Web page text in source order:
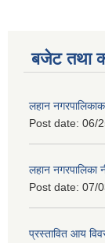
बजेट तथा
लहान
Post date: 06/
लहान
Post date: 07/
प्रस्तावित आय